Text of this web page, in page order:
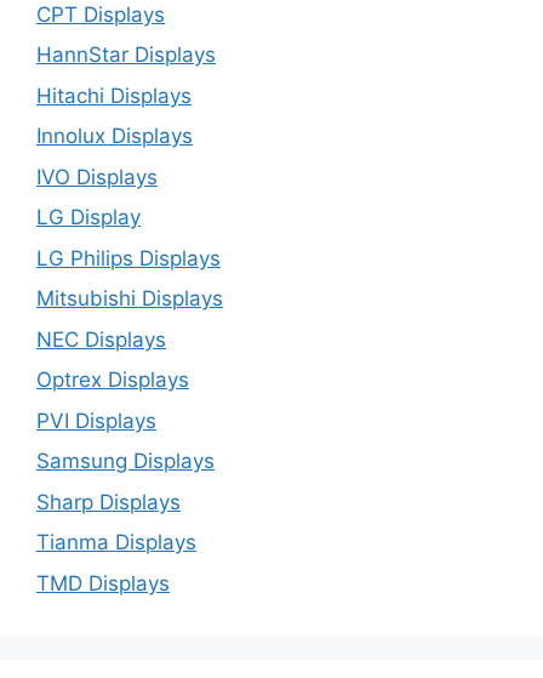
CPT Displays
HannStar Displays
Hitachi Displays
Innolux Displays
IVO Displays
LG Display
LG Philips Displays
Mitsubishi Displays
NEC Displays
Optrex Displays
PVI Displays
Samsung Displays
Sharp Displays
Tianma Displays
TMD Displays